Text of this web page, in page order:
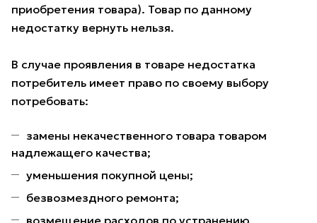
приобретения товара). Товар по данному
недостатку вернуть нельзя.
В случае проявления в товаре недостатка
потребитель имеет право по своему выбору
потребовать:
замены некачественного товара товаром
надлежащего качества;
уменьшения покупной цены;
безвозмездного ремонта;